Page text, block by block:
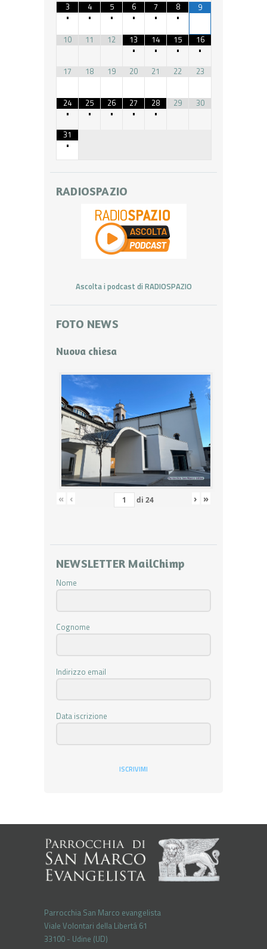
3
•
4
•
5
•
6
•
7
•
8
•
9
10 11 12
13
•
14
•
15
•
16
•
17
18 19 20 21 22 23
24
•
25
•
26
•
27
•
28
•
29 30
31
•
RADIOSPAZIO
Ascolta i podcast di RADIOSPAZIO
FOTO NEWS
Nuova chiesa
« ‹ di 24 › »
NEWSLETTER MailChimp
Nome
Cognome
Indirizzo email
Data iscrizione
ISCRIVIMI
Parrocchia San Marco evangelista
Viale Volontari della Libertá 61
33100 - Udine (UD)